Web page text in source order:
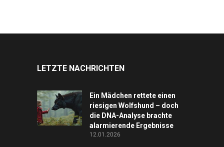
LETZTE NACHRICHTEN
Ein Mädchen rettete einen
riesigen Wolfshund – doch
die DNA-Analyse brachte
alarmierende Ergebnisse
12.01.2026